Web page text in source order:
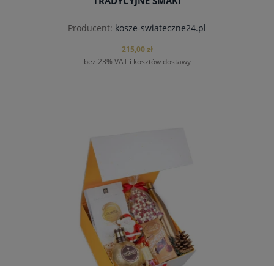
Producent: kosze-swiateczne24.pl
215,00 zł
bez 23% VAT i kosztów dostawy